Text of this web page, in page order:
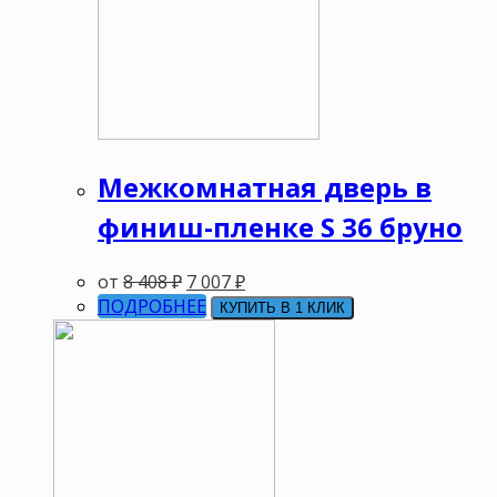
Межкомнатная дверь в
финиш-пленке S 36 бруно
от 8 408₽ 7 007₽
ПОДРОБНЕЕ
КУПИТЬ В 1 КЛИК